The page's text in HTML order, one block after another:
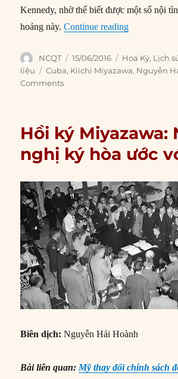
Kennedy, nhờ thế biết được một số nội
hoảng này.Continue reading“Hồi ký
Author
NCQT
Posted
on
15/06/2016 Categories
Hoa Kỳ, Lịch
liệu
Tags
Cuba, Kiichi Miyazawa, Nguyễn
Comments
Hồi ký Miyazawa:
nghị ký hòa ước
Biên dịch:Nguyễn Hải Hoành
Bài liên quan: Mỹ thay đổi chính sách